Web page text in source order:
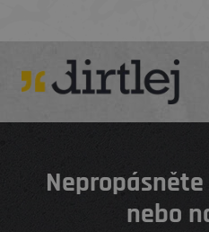
nebo